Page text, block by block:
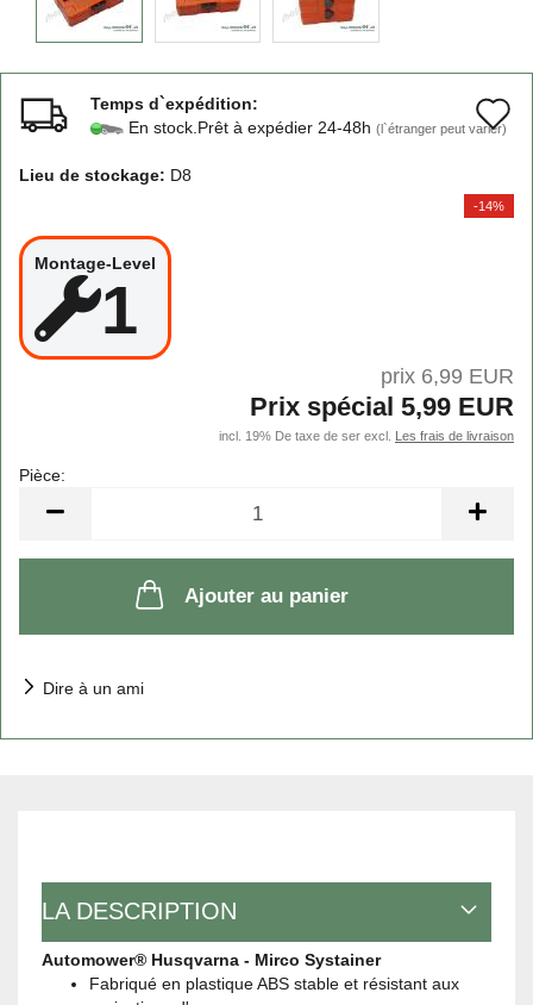
Temps d`expédition:
En stock.Prêt à expédier 24-48h (l`étranger peut varier)
Lieu de stockage: D8
-14%
Montage-Level
1
prix 6,99 EUR
Prix ​​spécial 5,99 EUR
incl. 19% De taxe de ser excl. Les frais de livraison
Pièce:
Ajouter au panier
Dire à un ami
LA DESCRIPTION
Automower® Husqvarna - Mirco Systainer
Fabriqué en plastique ABS stable et résistant aux